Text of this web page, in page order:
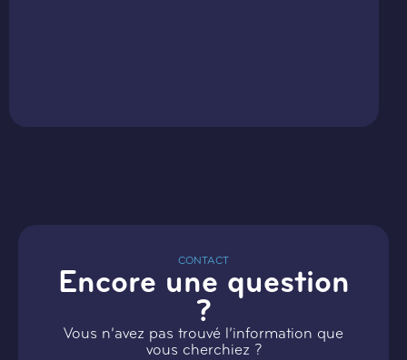
CONTACT
Encore une question
?
Vous n’avez pas trouvé l’information que
vous cherchiez ?